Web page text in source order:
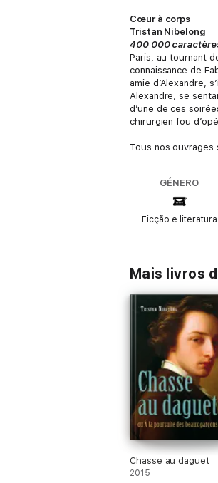
Cœur à corps
Tristan Nibelong
400 000
Paris, au tournant
connaissance de
amie d’Alexandre,
Alexandre, se
d’une de ces
chirurgien fou
Tous nos
GÉNERO
Ficção e literatura
Mais livros
Chasse au daguet
2015